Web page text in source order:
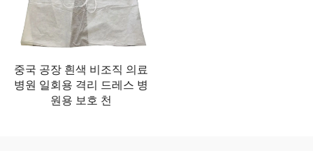
중국 공장 흰색 비조직 의료
병원 일회용 격리 드레스 병
원용 보호 천